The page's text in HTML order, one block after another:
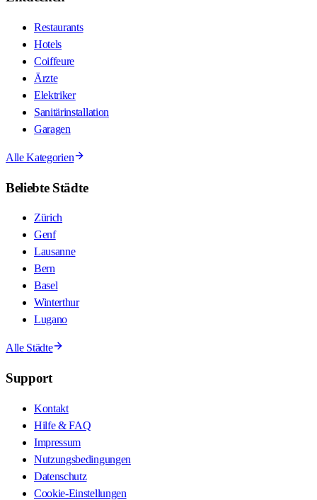
Restaurants
Hotels
Coiffeure
Ärzte
Elektriker
Sanitärinstallation
Garagen
Alle Kategorien
Beliebte Städte
Zürich
Genf
Lausanne
Bern
Basel
Winterthur
Lugano
Alle Städte
Support
Kontakt
Hilfe & FAQ
Impressum
Nutzungsbedingungen
Datenschutz
Cookie-Einstellungen